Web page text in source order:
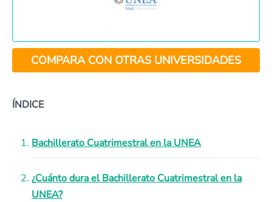
COMPARA CON OTRAS UNIVERSIDADES
ÍNDICE
Bachillerato Cuatrimestral en la UNEA
¿Cuánto dura el Bachillerato Cuatrimestral en la
UNEA?